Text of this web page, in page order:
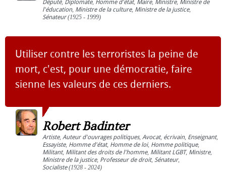
Député, Diplomate, Homme d'état, Maire, Ministre, Ministre de
l'éducation, Ministre de la culture, Ministre de la justice,
Sénateur(1925 - 1999)
Utiliser contre les terroristes la peine de
mort, c'est, pour une démocratie, faire
sienne les valeurs de ces derniers.
Robert Badinter
Artiste, Auteur d'ouvrages politiques, Avocat, écrivain, Enseignant,
Essayiste, Homme d'état, Homme de loi, Homme politique,
Militant, Militant des droits de l'homme, Militant LGBT, Ministre,
Ministre de la justice, Professeur de droit, Sénateur,
Socialiste(1928 - 2024)